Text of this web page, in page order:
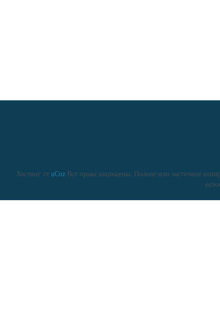
Хостинг от uCozВсе права защищены. Полное или частичное